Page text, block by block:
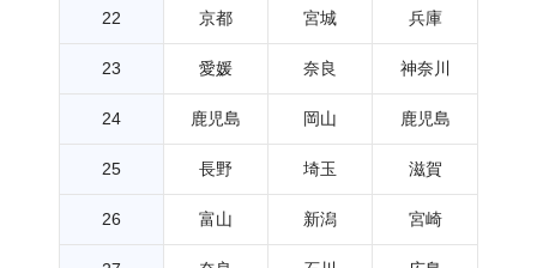
22 京都 宮城 兵庫
23 愛媛 奈良 神奈川
24 鹿児島 岡山 鹿児島
25 長野 埼玉 滋賀
26 富山 新潟 宮崎